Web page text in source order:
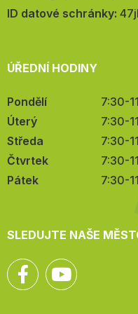
mail:
ID datové schránky:
ÚŘEDNÍ HODINY
Pondělí
7:30-
Úterý
7:30-
Středa
7:30-
Čtvrtek
7:30-
Pátek
7:30-
SLEDUJTE NAŠE
Facebook